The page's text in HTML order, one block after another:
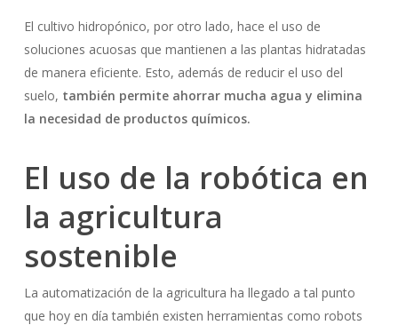
El cultivo hidropónico, por otro lado, hace el uso de
soluciones acuosas que mantienen a las plantas hidratadas
de manera eficiente. Esto, además de reducir el uso del
suelo, también permite ahorrar mucha agua y elimina
la necesidad de productos químicos.
El uso de la robótica en
la agricultura
sostenible
La automatización de la agricultura ha llegado a tal punto
que hoy en día también existen herramientas como robots